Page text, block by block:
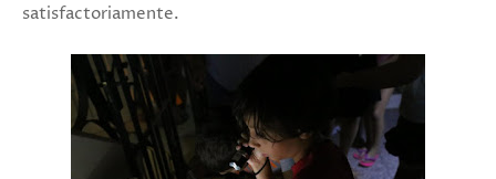
satisfactoriamente.